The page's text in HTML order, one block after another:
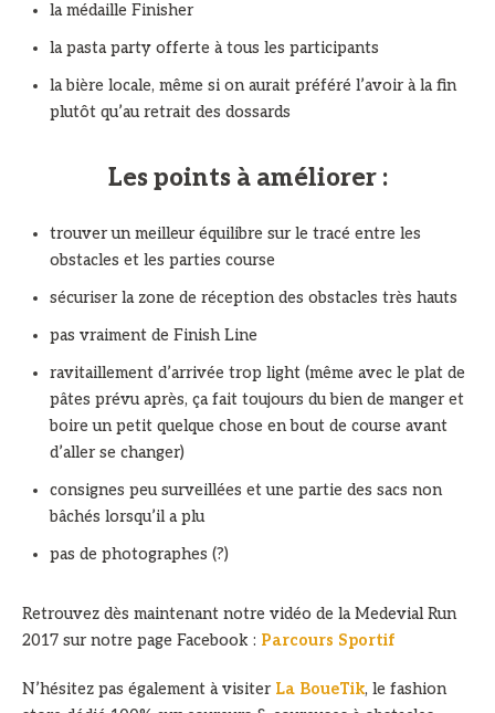
la médaille Finisher
la pasta party offerte à tous les participants
la bière locale, même si on aurait préféré l’avoir à la fin
plutôt qu’au retrait des dossards
Les points à améliorer :
trouver un meilleur équilibre sur le tracé entre les
obstacles et les parties course
sécuriser la zone de réception des obstacles très hauts
pas vraiment de Finish Line
ravitaillement d’arrivée trop light (même avec le plat de
pâtes prévu après, ça fait toujours du bien de manger et
boire un petit quelque chose en bout de course avant
d’aller se changer)
consignes peu surveillées et une partie des sacs non
bâchés lorsqu’il a plu
pas de photographes (?)
Retrouvez dès maintenant notre vidéo de la Medevial Run
2017 sur notre page Facebook : Parcours Sportif
N’hésitez pas également à visiter La BoueTik, le fashion